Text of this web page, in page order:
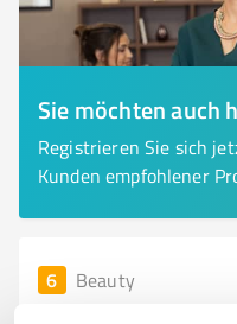
Sie möchten auch
Registrieren Sie sich
Kunden empfohlener
6 Beauty